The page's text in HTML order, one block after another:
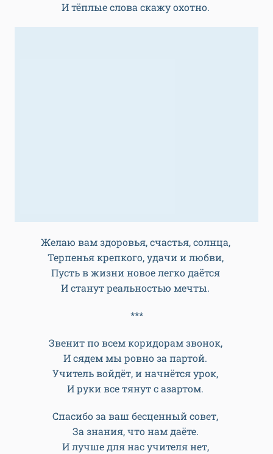
И тёплые слова скажу охотно.
Желаю вам здоровья, счастья, солнца,
Терпенья крепкого, удачи и любви,
Пусть в жизни новое легко даётся
И станут реальностью мечты.
***
Звенит по всем коридорам звонок,
И сядем мы ровно за партой.
Учитель войдёт, и начнётся урок,
И руки все тянут с азартом.
Спасибо за ваш бесценный совет,
За знания, что нам даёте.
И лучше для нас учителя нет,